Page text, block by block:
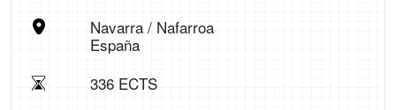
Navarra / Nafarroa
España
336 ECTS